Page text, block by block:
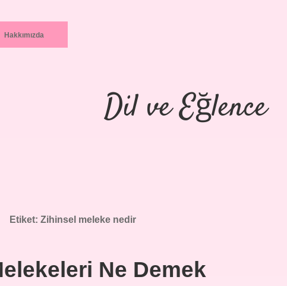
Hakkımızda
Dil ve Eğlence
Etiket:Zihinsel meleke nedir
Ne Demek